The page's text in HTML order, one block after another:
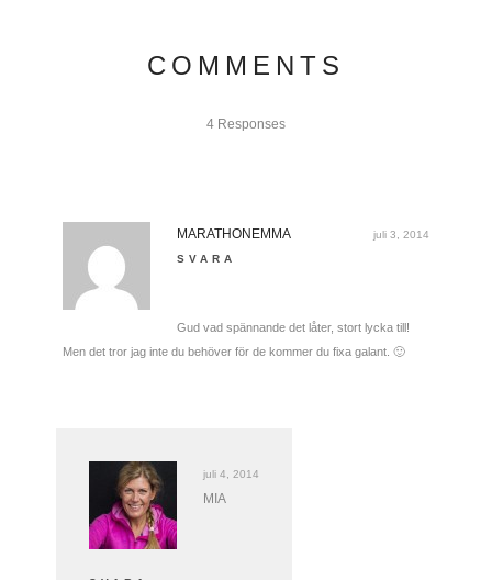
COMMENTS
4 Responses
juli 3, 2014
MARATHONEMMA
SVARA
Gud vad spännande det låter, stort lycka till!
Men det tror jag inte du behöver för de kommer du fixa galant. 🙂
juli 4, 2014
MIA